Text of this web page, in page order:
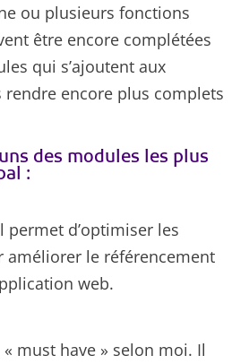
ou plusieurs fonctions
être encore complétées
qui s’ajoutent aux
encore plus complets
des modules les plus
:
permet d’optimiser les
améliorer le référencement
web.
must have » selon moi. Il